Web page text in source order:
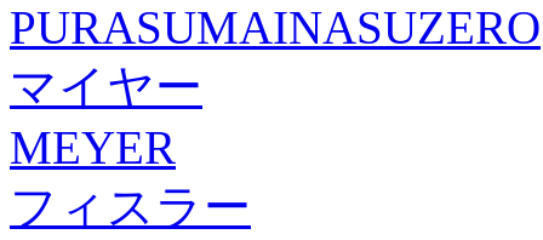
PURASUMAINASUZERO
マイヤー
MEYER
フィスラー